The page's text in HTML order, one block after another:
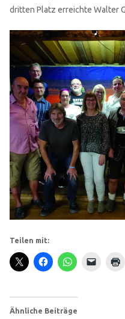
dritten Platz erreichte Walter
Teilen mit:
Ähnliche Beiträge